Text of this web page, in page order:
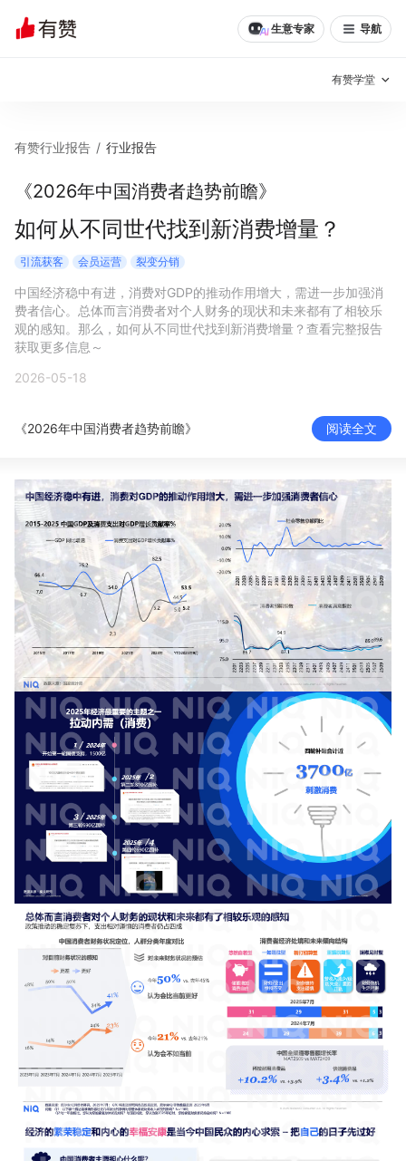
生意专家 导航
有赞学堂
有赞说增长
增长方法
有赞说案例拆解 有赞专家说
有赞成功案例
面对面聊增长
有赞春季发布会
新零售大会
新零售私享会
增长产品指南
智库 产品场景库
产品更新动态 帮助中心
行业洞察
品牌消费观 行业报告
新零售资讯
培训课程
私域课程 新零售内参
增长俱乐部
增长俱乐部 有赞商盟
商家社区
合作共进
认证代理商
有赞云 数据通服务
有赞行业报告 / 行业报告
《2026年中国消费者趋势前瞻》
如何从不同世代找到新消费增量？
引流获客 会员运营 裂变分销
中国经济稳中有进，消费对GDP的推动作用增大，需进一步加强消
费者信心。总体而言消费者对个人财务的现状和未来都有了相较乐
观的感知。那么，如何从不同世代找到新消费增量？查看完整报告
获取更多信息～
2026-05-18
《2026年中国消费者趋势前瞻》 阅读全文